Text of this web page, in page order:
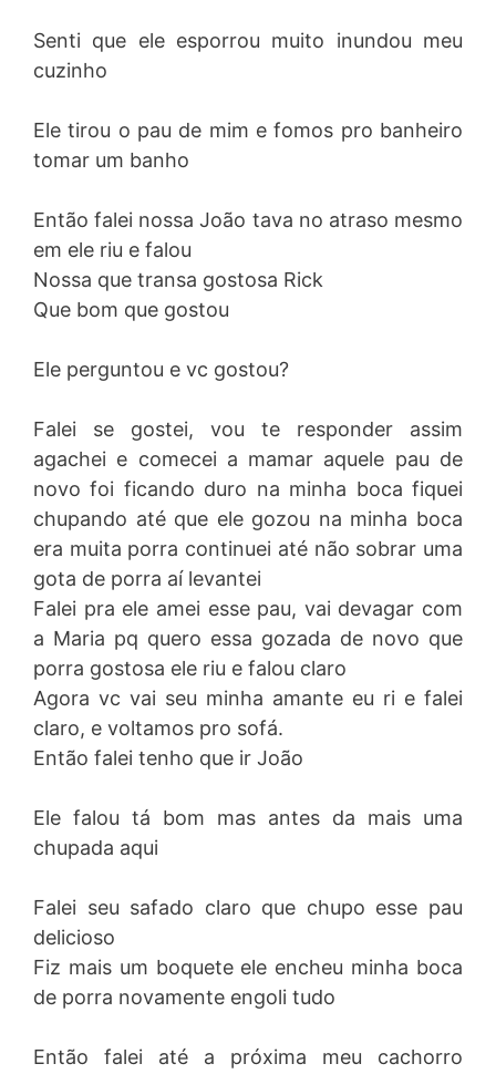
Senti que ele esporrou muito inundou meu
cuzinho
Ele tirou o pau de mim e fomos pro banheiro
tomar um banho
Então falei nossa João tava no atraso mesmo
em ele riu e falou
Nossa que transa gostosa Rick
Que bom que gostou
Ele perguntou e vc gostou?
Falei se gostei, vou te responder assim
agachei e comecei a mamar aquele pau de
novo foi ficando duro na minha boca fiquei
chupando até que ele gozou na minha boca
era muita porra continuei até não sobrar uma
gota de porra aí levantei
Falei pra ele amei esse pau, vai devagar com
a Maria pq quero essa gozada de novo que
porra gostosa ele riu e falou claro
Agora vc vai seu minha amante eu ri e falei
claro, e voltamos pro sofá.
Então falei tenho que ir João
Ele falou tá bom mas antes da mais uma
chupada aqui
Falei seu safado claro que chupo esse pau
delicioso
Fiz mais um boquete ele encheu minha boca
de porra novamente engoli tudo
Então falei até a próxima meu cachorro